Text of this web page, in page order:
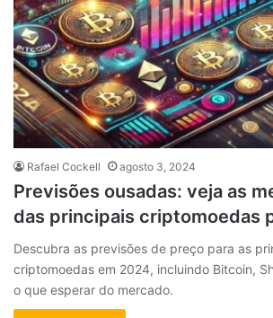
Rafael Cockell agosto 3, 2024
Previsões ousadas: veja as
das principais criptomoedas
Descubra as previsões de preço para as
criptomoedas em 2024, incluindo Bitcoin,
o que esperar do mercado.